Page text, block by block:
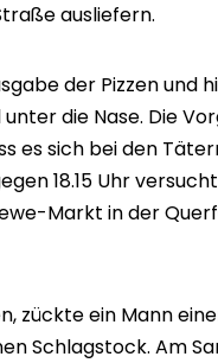
ausliefern.
der Pizzen und
die Nase. Die
es sich bei den
18.15 Uhr
Markt in der
zückte ein Mann
Schlagstock. Am